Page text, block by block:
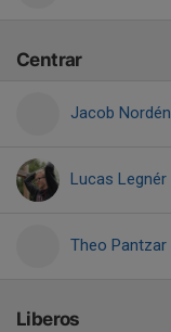
Centrar
Jacob Nordén
Lucas Legnér
Theo Pantzar
Liberos